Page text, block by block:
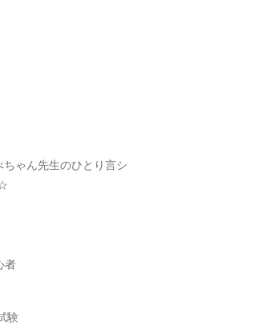
ちゃん先生のひとり言シ
者
験